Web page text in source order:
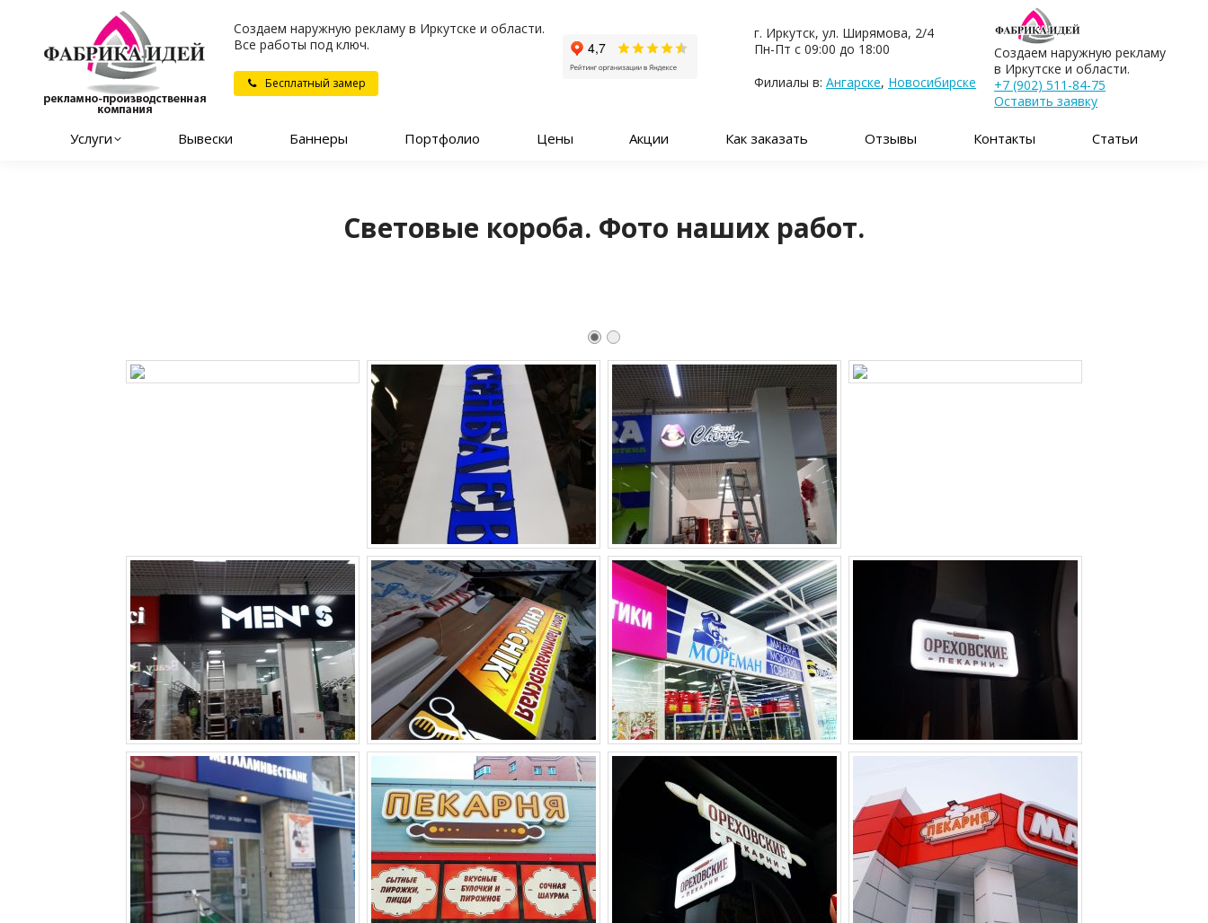
Создаем наружную рекламу в Иркутске и области.
Все работы под ключ.
Бесплатный замер
г. Иркутск, ул. Ширямова, 2/4
Пн-Пт с 09:00 до 18:00
Филиалы в: Ангарске, Новосибирске
Создаем наружную рекламу
в Иркутске и области.
+7 (902) 511-84-75
Оставить заявку
Услуги Вывески Баннеры Портфолио Цены Акции Как заказать Отзывы Контакты Статьи
Световые короба. Фото наших работ.